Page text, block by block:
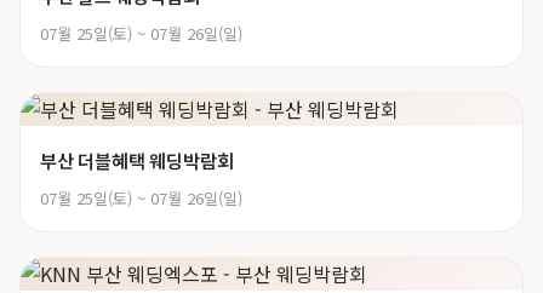
07월 25일(토) ~ 07월 26일(일)
부산 더블혜택 웨딩박람회
07월 25일(토) ~ 07월 26일(일)